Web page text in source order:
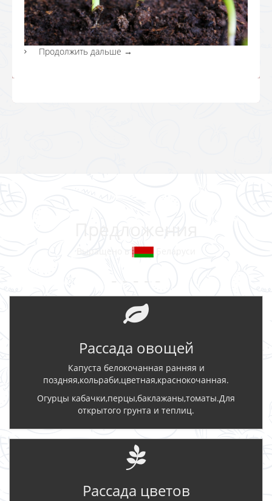
Продолжить дальше →
Рассада овощей
Капуста белокочанная ранняя и
поздняя,кольраби,цветная,краснокочанная.
Огурцы кабачки,перцы,баклажаны,томаты.Для
открытого грунта и теплиц.
Рассада цветов